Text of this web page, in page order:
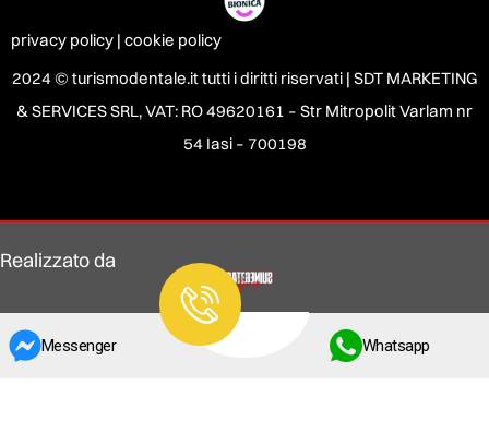
privacy policy | cookie policy
2024 © turismodentale.it tutti i diritti riservati | SDT MARKETING
& SERVICES SRL, VAT: RO 49620161 – Str Mitropolit Varlam nr
54 Iasi – 700198
Realizzato da
Messenger Whatsapp